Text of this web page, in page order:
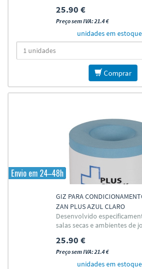
25.90 €
Preço sem IVA: 21.4 €
unidades em
Comprar
Envio em 24–48h
GIZ PARA
ZAN PLUS AZUL CLARO
Desenvolvido
salas secas e ambientes de
25.90 €
Preço sem IVA: 21.4 €
unidades em